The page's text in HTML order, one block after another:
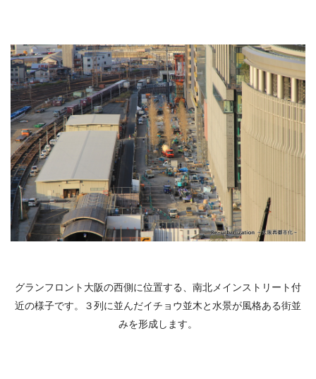
グランフロント大阪の西側に位置する、南北メインストリート付
近の様子です。３列に並んだイチョウ並木と水景が風格ある街並
みを形成します。